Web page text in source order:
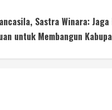
Sastra Winara:
untuk Membangun